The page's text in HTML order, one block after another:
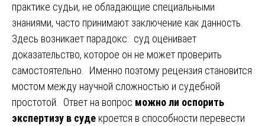
практике судьи, не обладающие специальными
знаниями, часто принимают заключение как данность.
Здесь возникает парадокс: суд оценивает
доказательство, которое он не может проверить
самостоятельно. Именно поэтому рецензия становится
мостом между научной сложностью и судебной
простотой. Ответ на вопрос можно ли оспорить
экспертизу в суде кроется в способности перевести